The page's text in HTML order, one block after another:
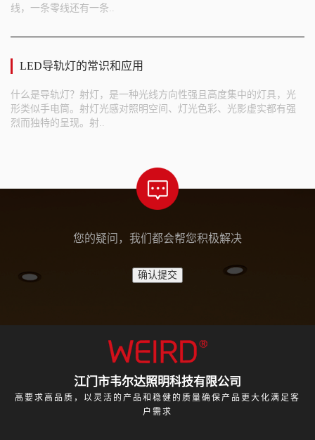
线，一条零线还有一条..
LED导轨灯的常识和应用
什么是导轨灯？射灯，是一种光线方向性强且高度集中的灯具，光
形类似手电筒。射灯光感对照明空间、灯光色彩、光影虚实都有强
烈而独特的呈现。射..
您的疑问，我们都会帮您积极解决
江门市韦尔达照明科技有限公司
高要求高品质，以灵活的产品和稳健的质量确保产品更大化满足客
户需求